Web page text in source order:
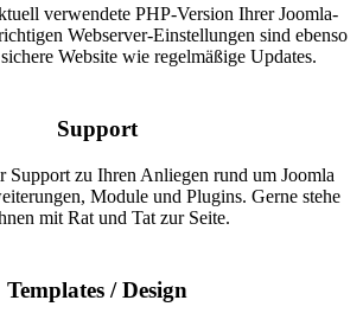
verwendete PHP-Version Ihrer Joomla-
Webserver-Einstellungen sind ebenso
Website wie regelmäßige Updates.
Support
Support zu Ihren Anliegen rund um Joomla
Module und Plugins. Gerne stehe
mit Rat und Tat zur Seite.
Templates / Design